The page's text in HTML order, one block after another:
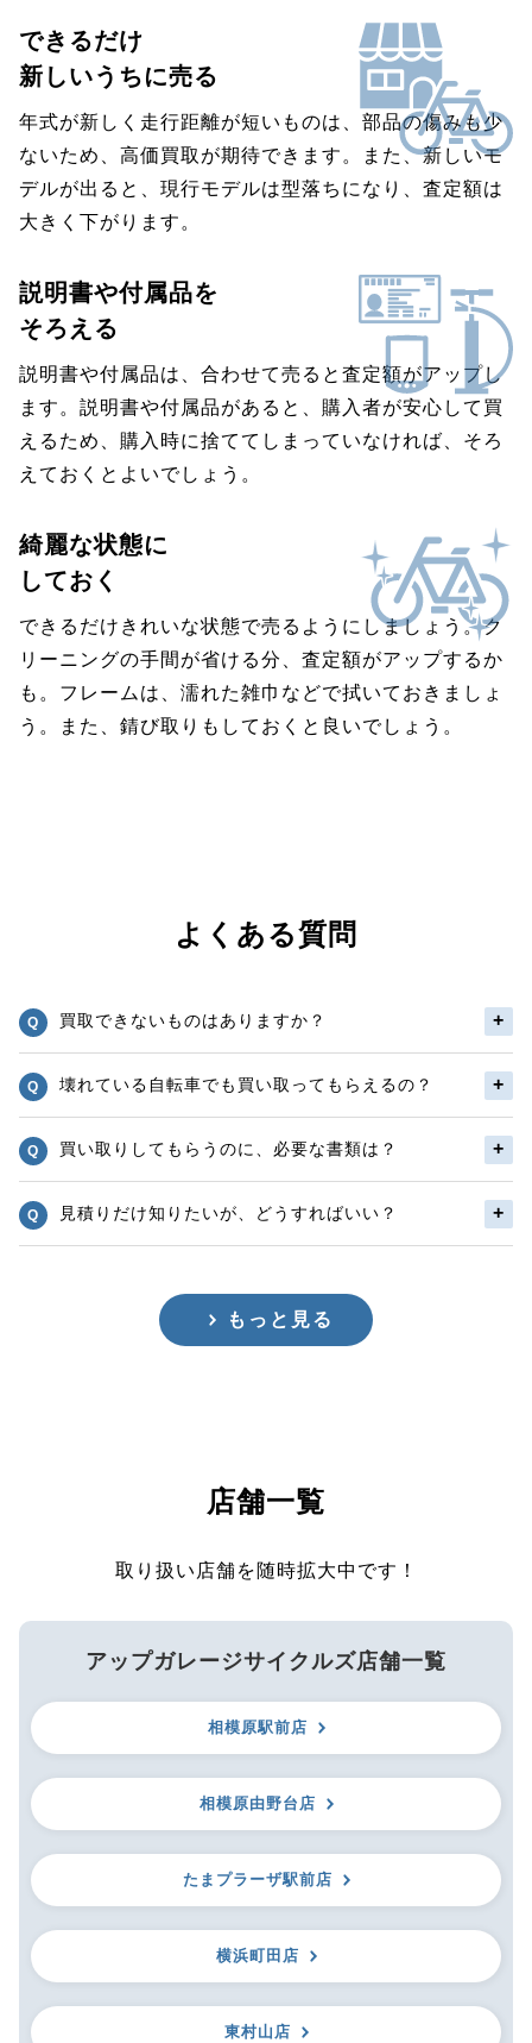
できるだけ
新しいうちに売る
年式が新しく走行距離が短いものは、部品の傷みも少
ないため、高価買取が期待できます。また、新しいモ
デルが出ると、現行モデルは型落ちになり、査定額は
大きく下がります。
説明書や付属品を
そろえる
説明書や付属品は、合わせて売ると査定額がアップし
ます。説明書や付属品があると、購入者が安心して買
えるため、購入時に捨ててしまっていなければ、そろ
えておくとよいでしょう。
綺麗な状態に
しておく
できるだけきれいな状態で売るようにしましょう。ク
リーニングの手間が省ける分、査定額がアップするか
も。フレームは、濡れた雑巾などで拭いておきましょ
う。また、錆び取りもしておくと良いでしょう。
よくある質問
買取できないものはありますか？
壊れている自転車でも買い取ってもらえるの？
買い取りしてもらうのに、必要な書類は？
見積りだけ知りたいが、どうすればいい？
もっと見る
店舗一覧
取り扱い店舗を随時拡大中です！
アップガレージサイクルズ店舗一覧
相模原駅前店
相模原由野台店
たまプラーザ駅前店
横浜町田店
東村山店